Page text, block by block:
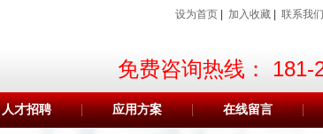
设为首页 加入收藏 联系我们
免费咨询热线： 181-
人才招聘 应用方案 在线留言